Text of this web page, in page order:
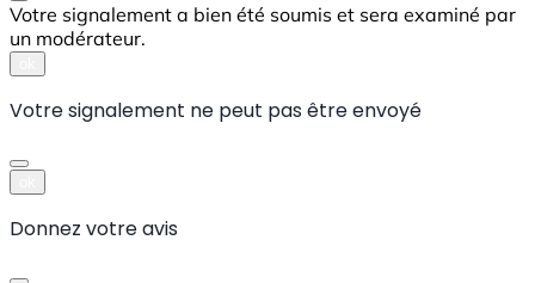
Votre signalement a bien été soumis et sera examiné par
un modérateur.
Votre signalement ne peut pas être envoyé
Donnez votre avis